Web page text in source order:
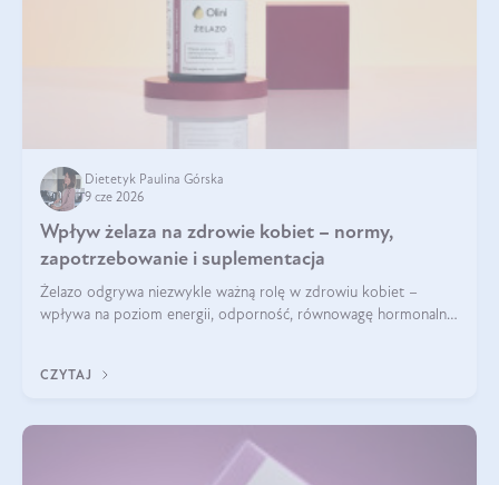
Dietetyk Paulina Górska
9 cze 2026
Wpływ żelaza na zdrowie kobiet – normy,
zapotrzebowanie i suplementacja
Żelazo odgrywa niezwykle ważną rolę w zdrowiu kobiet –
wpływa na poziom energii, odporność, równowagę hormonalną
zawrotów głowy czy problemów z
CZYTAJ